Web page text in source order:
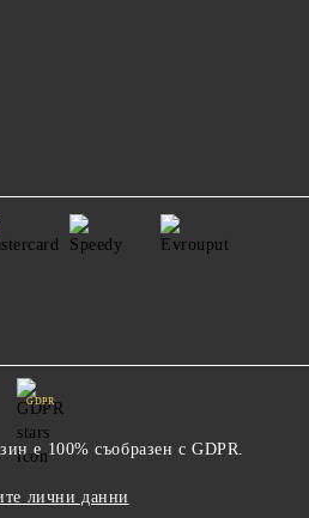
GDPR
е 100% съобразен с GDPR.
лични данни